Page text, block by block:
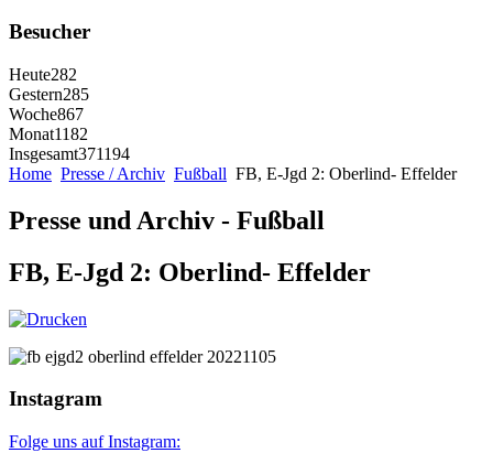
Besucher
Heute282
Gestern285
Woche867
Monat1182
Insgesamt371194
Home Presse / Archiv Fußball FB, E-Jgd 2: Oberlind- Effelder
Presse und Archiv - Fußball
FB, E-Jgd 2: Oberlind- Effelder
Instagram
Folge uns auf Instagram: